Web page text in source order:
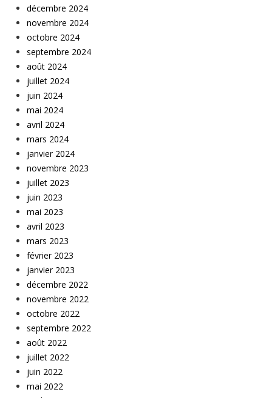
décembre 2024
novembre 2024
octobre 2024
septembre 2024
août 2024
juillet 2024
juin 2024
mai 2024
avril 2024
mars 2024
janvier 2024
novembre 2023
juillet 2023
juin 2023
mai 2023
avril 2023
mars 2023
février 2023
janvier 2023
décembre 2022
novembre 2022
octobre 2022
septembre 2022
août 2022
juillet 2022
juin 2022
mai 2022